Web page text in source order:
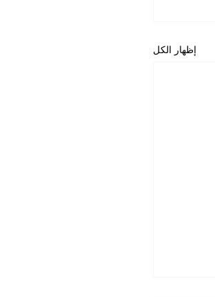
إظهار الكل